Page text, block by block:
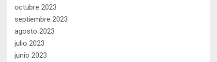
octubre 2023
septiembre 2023
agosto 2023
julio 2023
junio 2023